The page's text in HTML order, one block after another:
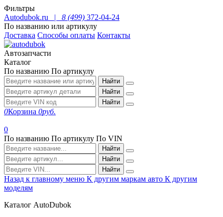
Фильтры
Autodubok.ru |
8 (499) 372-04-24
По названию или артикулу
Доставка Способы оплаты Контакты
Автозапчасти
Каталог
По названию По артикулу
Найти
Найти
Найти
0Корзина 0руб.
0
По названию По артикулу По VIN
Найти
Найти
Найти
Назад к главному меню К другим маркам авто К другим
моделям
Каталог AutoDubok